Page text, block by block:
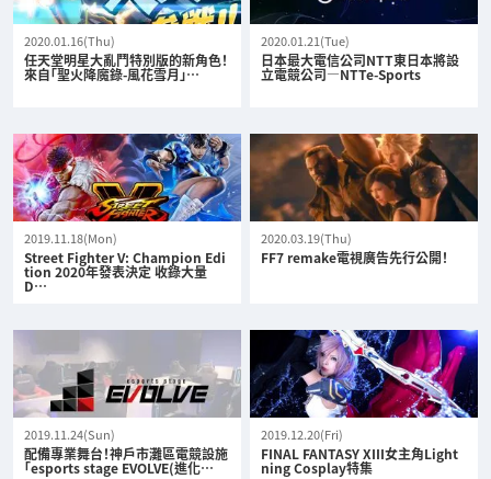
2020.01.16(Thu)
任天堂明星大亂鬥特別版的新角色！
來自「聖火降魔錄-風花雪月」…
2020.01.21(Tue)
日本最大電信公司NTT東日本將設
立電競公司—NTTe-Sports
2019.11.18(Mon)
Street Fighter V: Champion Edi
tion 2020年發表決定 收錄大量
D…
2020.03.19(Thu)
FF7 remake電視廣告先行公開！
2019.11.24(Sun)
配備專業舞台！神戶市灘區電競設施
「esports stage EVOLVE(進化…
2019.12.20(Fri)
FINAL FANTASY XIII女主角Light
ning Cosplay特集